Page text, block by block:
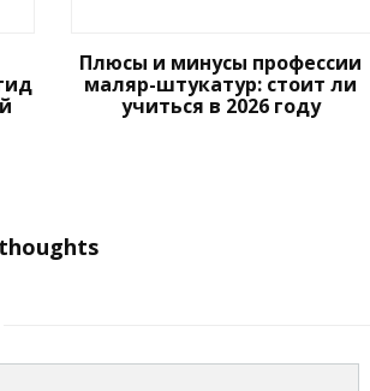
Плюсы и минусы профессии
маляр-штукатур: стоит ли
учиться в 2026 году